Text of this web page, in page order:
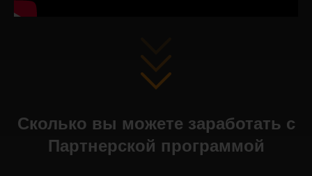
Сколько вы можете заработать с
Партнерской программой